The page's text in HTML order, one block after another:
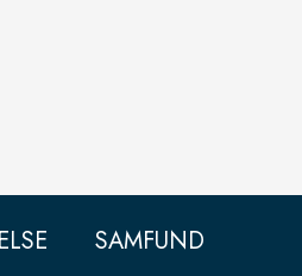
SAMFUND